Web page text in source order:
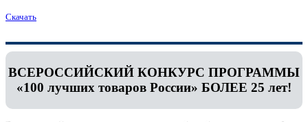
Скачать
ВСЕРОССИЙСКИЙ КОНКУРС ПРОГРАММЫ
«100 лучших товаров России» БОЛЕЕ 25 лет!